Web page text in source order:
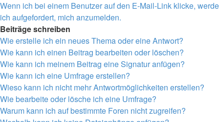
Wenn ich bei einem Benutzer auf den E-Mail-Link klicke, werde
ich aufgefordert, mich anzumelden.
Beiträge schreiben
Wie erstelle ich ein neues Thema oder eine Antwort?
Wie kann ich einen Beitrag bearbeiten oder löschen?
Wie kann ich meinem Beitrag eine Signatur anfügen?
Wie kann ich eine Umfrage erstellen?
Wieso kann ich nicht mehr Antwortmöglichkeiten erstellen?
Wie bearbeite oder lösche ich eine Umfrage?
Warum kann ich auf bestimmte Foren nicht zugreifen?